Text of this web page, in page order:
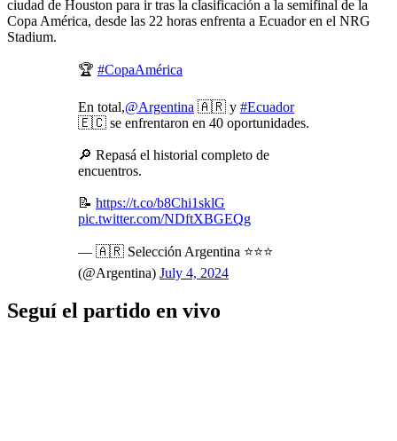
ciudad de Houston para ir tras la clasificación a la semifinal de la
Copa América, desde las 22 horas enfrenta a Ecuador en el NRG
Stadium.
🏆 #CopaAmérica
En total,@Argentina 🇦🇷 y #Ecuador
🇪🇨 se enfrentaron en 40 oportunidades.
🔎 Repasá el historial completo de
encuentros.
📝 https://t.co/b8Chi1sklG
pic.twitter.com/NDftXBGEQg
— 🇦🇷 Selección Argentina ⭐⭐⭐
(@Argentina) July 4, 2024
Seguí el partido en vivo